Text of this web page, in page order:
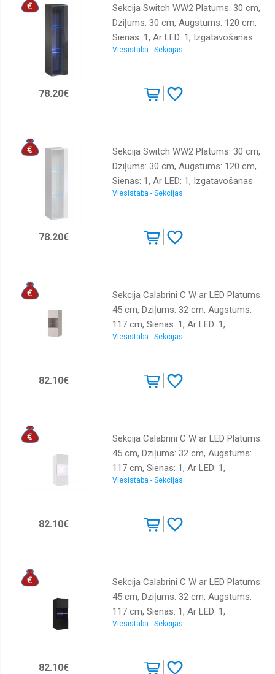
Sekcija Switch WW2 Platums: 30 cm,
Dziļums: 30 cm, Augstums: 120 cm,
Sienas: 1, Ar LED: 1, Izgatavošanas
materiāls: LKSP + finieris + PVH,
Viesistaba - Sekcijas
78.20€
Sekcija Switch WW2 Platums: 30 cm,
Dziļums: 30 cm, Augstums: 120 cm,
Sienas: 1, Ar LED: 1, Izgatavošanas
materiāls: LKSP + finieris + PVH,
Viesistaba - Sekcijas
78.20€
Sekcija Calabrini C W ar LED Platums:
45 cm, Dziļums: 32 cm, Augstums:
117 cm, Sienas: 1, Ar LED: 1,
Izgatavošanas materiāls: LKSP,
Viesistaba - Sekcijas
82.10€
Sekcija Calabrini C W ar LED Platums:
45 cm, Dziļums: 32 cm, Augstums:
117 cm, Sienas: 1, Ar LED: 1,
Izgatavošanas materiāls: LKSP,
Viesistaba - Sekcijas
82.10€
Sekcija Calabrini C W ar LED Platums:
45 cm, Dziļums: 32 cm, Augstums:
117 cm, Sienas: 1, Ar LED: 1,
Izgatavošanas materiāls: LKSP,
Viesistaba - Sekcijas
82.10€